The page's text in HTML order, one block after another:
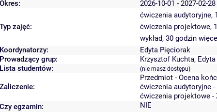
Okres: 2026-10-01 - 2027-02-28
Typ zajęć:
ćwiczenia audytoryjne,
ćwiczenia projektowe,
wykład, 30 godzin
Koordynatorzy:
Edyta Pięciorak
Prowadzący grup:
Krzysztof Kuchta,
Lista studentów:
(nie masz dostępu)
Zaliczenie:
Przedmiot - Ocena
ćwiczenia audytoryjne
ćwiczenia projektowe -
Czy egzamin:
NIE